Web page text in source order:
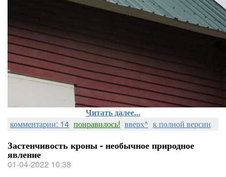
Читать далее...
комментарии: 14 понравилось! вверх^ к полной версии
Застенчивость кроны - необычное природное
явление
01-04-2022 10:38